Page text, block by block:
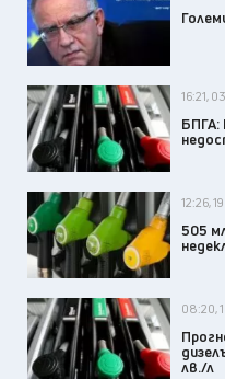
16:21,
БПГА:
12:26,
505
08:20,
лв./л